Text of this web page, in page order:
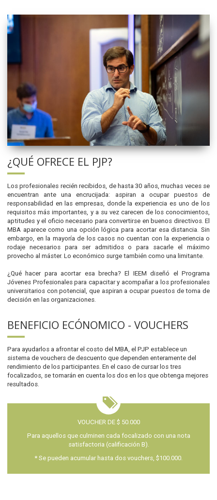
¿QUÉ OFRECE EL PJP?
Los profesionales recién recibidos, de hasta 30 años, muchas veces se
encuentran ante una encrucijada: aspiran a ocupar puestos de
responsabilidad en las empresas, donde la experiencia es uno de los
requisitos más importantes, y a su vez carecen de los conocimientos,
aptitudes y el oficio necesario para convertirse en buenos directivos. El
MBA aparece como una opción lógica para acortar esa distancia. Sin
embargo, en la mayoría de los casos no cuentan con la experiencia o
rodaje necesarios para ser admitidos o para sacarle el máximo
provecho al máster. Lo económico surge también como una limitante.
¿Qué hacer para acortar esa brecha? El IEEM diseñó el Programa
Jóvenes Profesionales para capacitar y acompañar a los profesionales
universitarios con potencial, que aspiran a ocupar puestos de toma de
decisión en las organizaciones.
BENEFICIO ECÓNOMICO - VOUCHERS
Para ayudarlos a afrontar el costo del MBA, el PJP establece un
sistema de vouchers de descuento que dependen enteramente del
rendimiento de los participantes. En el caso de cursar los tres
focalizados, se tomarán en cuenta los dos en los que obtenga mejores
resultados.
VOUCHER DE $ 50.000
Para aquellos que culminen cada focalizado con una nota
satisfactoria (calificación B).
* Se pueden acumular hasta dos vouchers, $100.000.